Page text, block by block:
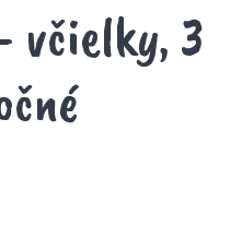
včielky, 3